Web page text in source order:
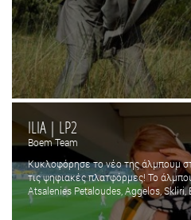
ILIA | LP2
Boem Team
Κυκλοφόρησε το νέο της άλμπουμ
τις ψηφιακές πλατφόρμες! Το
Atsalenies Petaloudes, Aggelos, Skliri,